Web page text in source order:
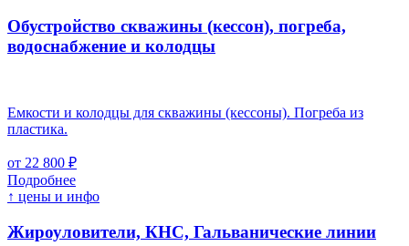
Обустройство скважины (кессон), погреба,
водоснабжение и колодцы
Емкости и колодцы для скважины (кессоны). Погреба из
пластика.
от 22 800 ₽
Подробнее
↑ цены и инфо
Жироуловители, КНС, Гальванические линии